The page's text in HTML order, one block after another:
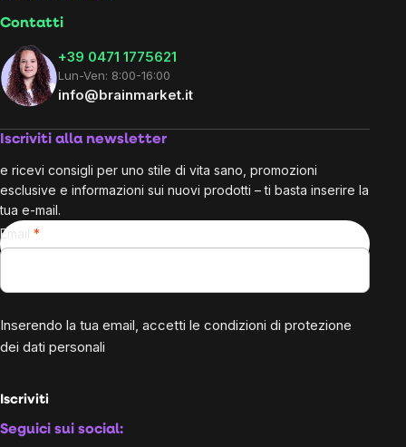
Contatti
+39 0471 1775621
Lun-Ven: 8:00-16:00
info@brainmarket.it
Iscriviti alla newsletter
e ricevi consigli per uno stile di vita sano, promozioni
esclusive e informazioni sui nuovi prodotti – ti basta inserire la
tua e-mail.
Email
Inserendo la tua email, accetti le condizioni di protezione
dei dati personali
Iscriviti
Seguici sui social: